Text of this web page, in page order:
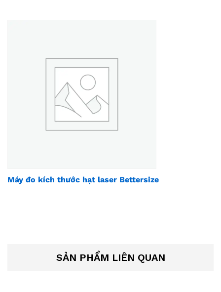
Máy đo kích thước hạt laser Bettersize
SẢN PHẨM LIÊN QUAN